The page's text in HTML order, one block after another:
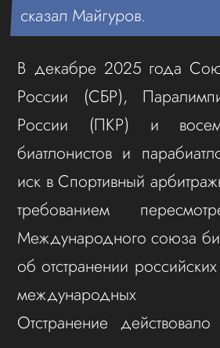
сказал Майгуров.
В декабре 2025 года
России (СБР),
России (ПКР) и
биатлонистов и
иск в Спортивный
требованием
Международного союза
об отстранении
международных
Отстранение